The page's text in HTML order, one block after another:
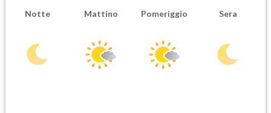
Notte Mattino Pomeriggio Sera